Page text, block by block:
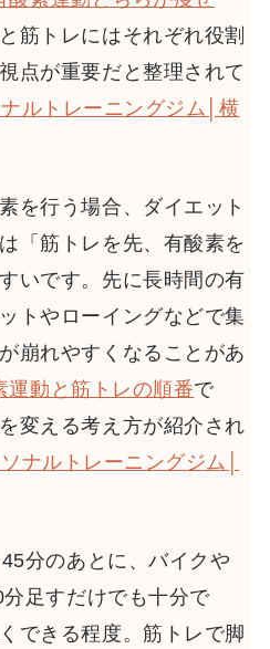
筋トレにはそれぞれ役割
点が重要だと整理されて
ルトレーニングジム│横
を行う場合、ダイエット
「筋トレを先、有酸素を
いです。先に長時間の有
トやローイングなどで集
崩れやすくなることがあ
運動と筋トレの順番で
変える考え方が紹介され
ナルトレーニングジム│
分のあとに、バイクや
足すだけでも十分で
できる程度。筋トレで脚